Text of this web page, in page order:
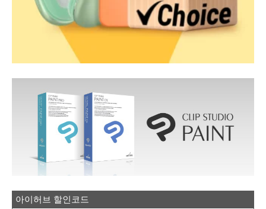
아이허브 할인코드